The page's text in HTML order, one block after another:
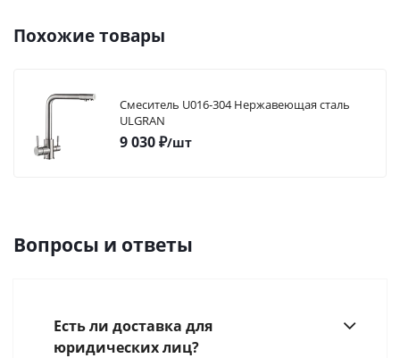
Похожие товары
Смеситель U016-304 Нержавеющая сталь
ULGRAN
9 030₽/шт
Вопросы и ответы
Есть ли доставка для
юридических лиц?